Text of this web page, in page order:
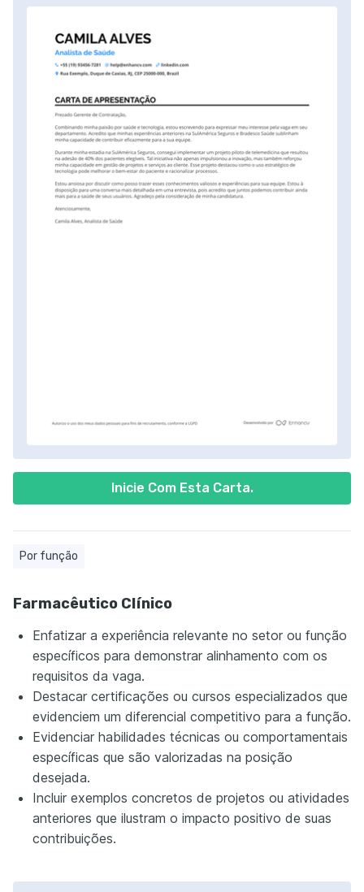
Inicie Com Esta Carta.
Por função
Farmacêutico Clínico
Enfatizar a experiência relevante no setor ou função
específicos para demonstrar alinhamento com os
requisitos da vaga.
Destacar certificações ou cursos especializados que
evidenciem um diferencial competitivo para a função.
Evidenciar habilidades técnicas ou comportamentais
específicas que são valorizadas na posição
desejada.
Incluir exemplos concretos de projetos ou atividades
anteriores que ilustram o impacto positivo de suas
contribuições.